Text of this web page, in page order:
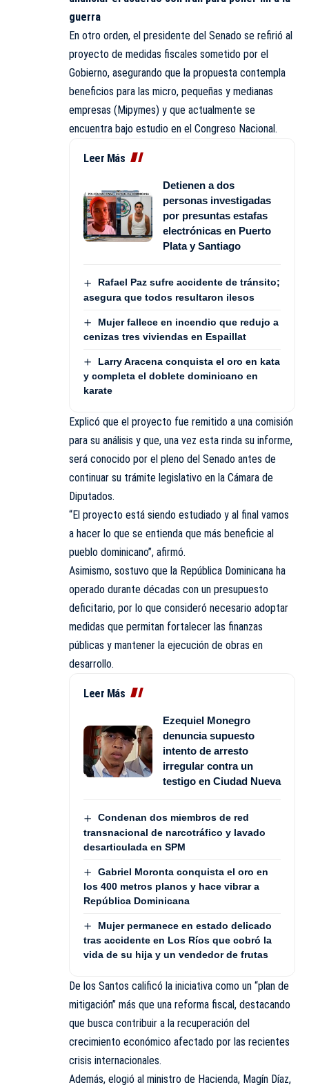
guerra
En otro orden, el presidente del Senado se refirió al
proyecto de medidas fiscales sometido por el
Gobierno, asegurando que la propuesta contempla
beneficios para las micro, pequeñas y medianas
empresas (Mipymes) y que actualmente se
encuentra bajo estudio en el Congreso Nacional.
Leer Más
Detienen a dos
personas investigadas
por presuntas estafas
electrónicas en Puerto
Plata y Santiago
Rafael Paz sufre accidente de tránsito;
asegura que todos resultaron ilesos
Mujer fallece en incendio que redujo a
cenizas tres viviendas en Espaillat
Larry Aracena conquista el oro en kata
y completa el doblete dominicano en
karate
Explicó que el proyecto fue remitido a una comisión
para su análisis y que, una vez esta rinda su informe,
será conocido por el pleno del Senado antes de
continuar su trámite legislativo en la Cámara de
Diputados.
“El proyecto está siendo estudiado y al final vamos
a hacer lo que se entienda que más beneficie al
pueblo dominicano”, afirmó.
Asimismo, sostuvo que la República Dominicana ha
operado durante décadas con un presupuesto
deficitario, por lo que consideró necesario adoptar
medidas que permitan fortalecer las finanzas
públicas y mantener la ejecución de obras en
desarrollo.
Leer Más
Ezequiel Monegro
denuncia supuesto
intento de arresto
irregular contra un
testigo en Ciudad Nueva
Condenan dos miembros de red
transnacional de narcotráfico y lavado
desarticulada en SPM
Gabriel Moronta conquista el oro en
los 400 metros planos y hace vibrar a
República Dominicana
Mujer permanece en estado delicado
tras accidente en Los Ríos que cobró la
vida de su hija y un vendedor de frutas
De los Santos calificó la iniciativa como un “plan de
mitigación” más que una reforma fiscal, destacando
que busca contribuir a la recuperación del
crecimiento económico afectado por las recientes
crisis internacionales.
Además, elogió al ministro de Hacienda, Magín Díaz,